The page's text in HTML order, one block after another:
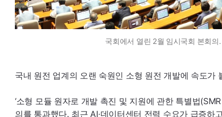
국회에서 열린 2월 임시국회 본회의
국내 원전 업계의 오랜 숙원인 소형 원전 개발에 속도가
‘소형 모듈 원자로 개발 촉진 및 지원에 관한 특별법(SMR
의를 통과했다. 최근AI·데이터센터 전력 수요가 급증하